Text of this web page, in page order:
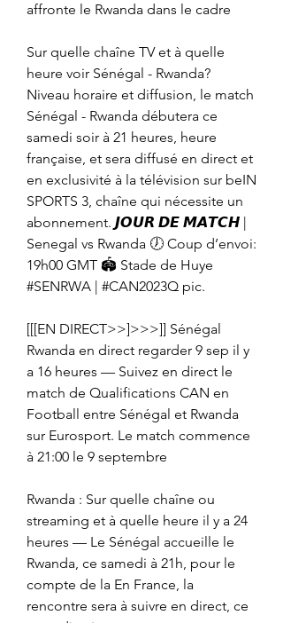
affronte le Rwanda dans le cadre
Sur quelle chaîne TV et à quelle
heure voir Sénégal - Rwanda?
Niveau horaire et diffusion, le match
Sénégal - Rwanda débutera ce
samedi soir à 21 heures, heure
française, et sera diffusé en direct et
en exclusivité à la télévision sur beIN
SPORTS 3, chaîne qui nécessite un
abonnement. 𝙅𝙊𝙐𝙍 𝘿𝙀 𝙈𝘼𝙏𝘾𝙃 |
Senegal vs Rwanda 🕖 Coup d’envoi:
19h00 GMT 🏟️ Stade de Huye
#SENRWA | #CAN2023Q pic.
[[[EN DIRECT>>]>>>]] Sénégal
Rwanda en direct regarder 9 sep il y
a 16 heures — Suivez en direct le
match de Qualifications CAN en
Football entre Sénégal et Rwanda
sur Eurosport. Le match commence
à 21:00 le 9 septembre
Rwanda : Sur quelle chaîne ou
streaming et à quelle heure il y a 24
heures — Le Sénégal accueille le
Rwanda, ce samedi à 21h, pour le
compte de la En France, la
rencontre sera à suivre en direct, ce